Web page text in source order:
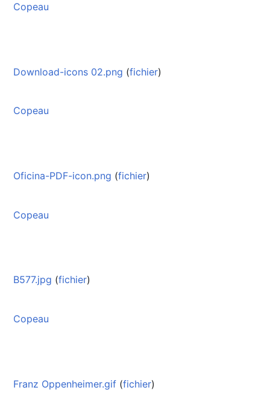
Copeau
Download-icons 02.png (fichier)
Copeau
Oficina-PDF-icon.png (fichier)
Copeau
B577.jpg (fichier)
Copeau
Franz Oppenheimer.gif (fichier)